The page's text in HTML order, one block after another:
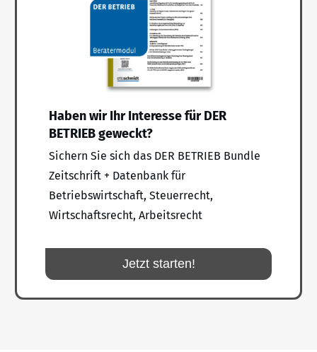
Haben wir Ihr Interesse für DER
BETRIEB geweckt?
Sichern Sie sich das DER BETRIEB Bundle
Zeitschrift + Datenbank für
Betriebswirtschaft, Steuerrecht,
Wirtschaftsrecht, Arbeitsrecht
Jetzt starten!